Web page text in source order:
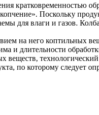
кратковременностью
Поскольку
для влаги и газов.
на него коптильных
и длительности
по которому следует